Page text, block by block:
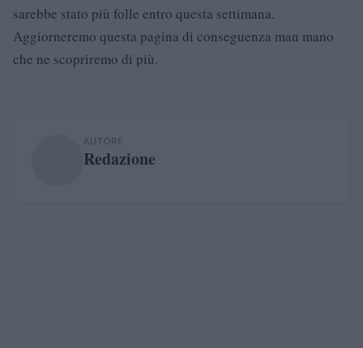
sarebbe stato più folle entro questa settimana.
Aggiorneremo questa pagina di conseguenza man mano
che ne scopriremo di più.
AUTORE
Redazione